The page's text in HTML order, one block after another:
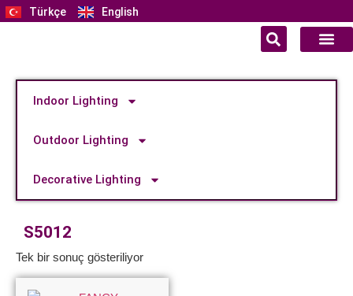
Türkçe English
Indoor Lighting
Outdoor Lighting
Decorative Lighting
S5012
Tek bir sonuç gösteriliyor